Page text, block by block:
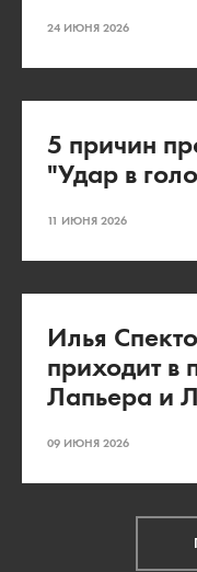
24 ИЮНЯ 2026
5 причин
"Удар в
11 ИЮНЯ 2026
Илья
приходит в
Лапьера и
09 ИЮНЯ 2026